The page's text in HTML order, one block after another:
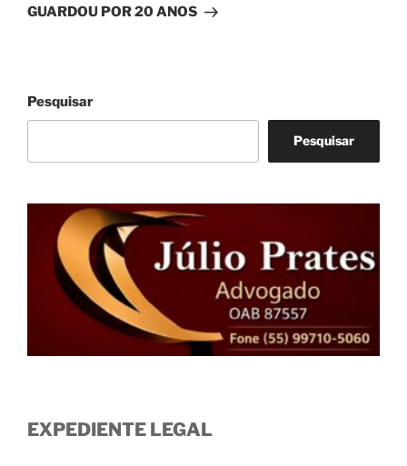
GUARDOU POR 20 ANOS
Pesquisar
Pesquisar
EXPEDIENTE LEGAL